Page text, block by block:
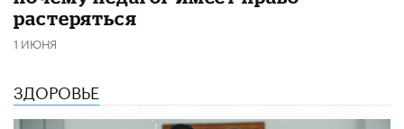
растеряться
1 ИЮНЯ
ЗДОРОВЬЕ